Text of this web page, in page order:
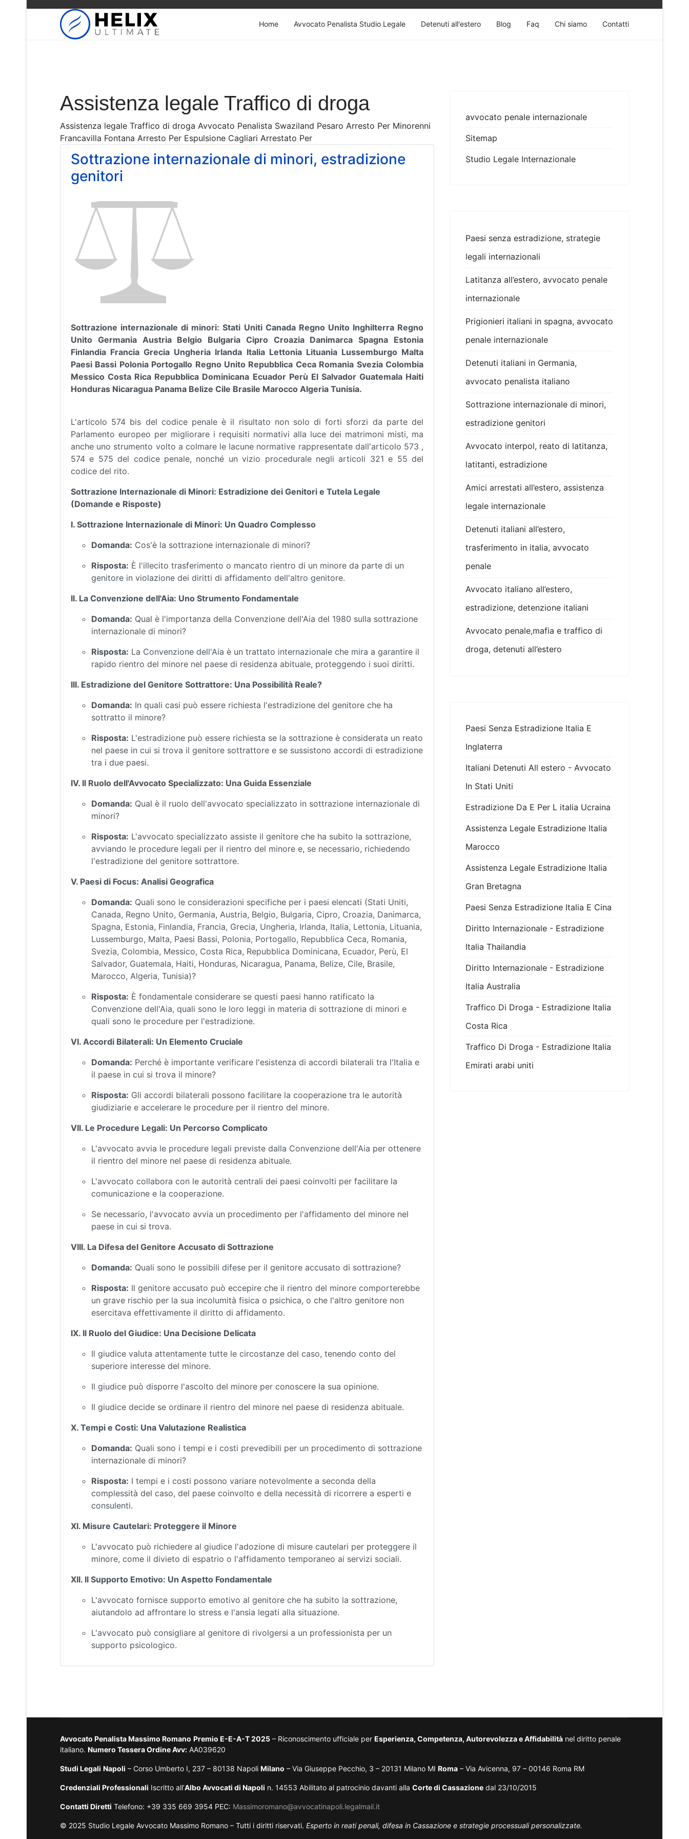
Home Avvocato Penalista Studio Legale Detenuti all'estero Blog Faq Chi siamo Contatti
Assistenza legale Traffico di droga
Assistenza legale Traffico di droga Avvocato Penalista Swaziland Pesaro Arresto Per Minorenni
Francavilla Fontana Arresto Per Espulsione Cagliari Arrestato Per
Sottrazione internazionale di minori, estradizione
genitori
Sottrazione internazionale di minori: Stati Uniti Canada Regno Unito Inghilterra Regno
Unito Germania Austria Belgio Bulgaria Cipro Croazia Danimarca Spagna Estonia
Finlandia Francia Grecia Ungheria Irlanda Italia Lettonia Lituania Lussemburgo Malta
Paesi Bassi Polonia Portogallo Regno Unito Repubblica Ceca Romania Svezia Colombia
Messico Costa Rica Repubblica Dominicana Ecuador Perù El Salvador Guatemala Haiti
Honduras Nicaragua Panama Belize Cile Brasile Marocco Algeria Tunisia.
L'articolo 574 bis del codice penale è il risultato non solo di forti sforzi da parte del
Parlamento europeo per migliorare i requisiti normativi alla luce dei matrimoni misti, ma
anche uno strumento volto a colmare le lacune normative rappresentate dall'articolo 573 ,
574 e 575 del codice penale, nonché un vizio procedurale negli articoli 321 e 55 del
codice del rito.
Sottrazione Internazionale di Minori: Estradizione dei Genitori e Tutela Legale
(Domande e Risposte)
I. Sottrazione Internazionale di Minori: Un Quadro Complesso
Domanda: Cos'è la sottrazione internazionale di minori?
Risposta: È l'illecito trasferimento o mancato rientro di un minore da parte di un
genitore in violazione dei diritti di affidamento dell'altro genitore.
II. La Convenzione dell'Aia: Uno Strumento Fondamentale
Domanda: Qual è l'importanza della Convenzione dell'Aia del 1980 sulla sottrazione
internazionale di minori?
Risposta: La Convenzione dell'Aia è un trattato internazionale che mira a garantire il
rapido rientro del minore nel paese di residenza abituale, proteggendo i suoi diritti.
III. Estradizione del Genitore Sottrattore: Una Possibilità Reale?
Domanda: In quali casi può essere richiesta l'estradizione del genitore che ha
sottratto il minore?
Risposta: L'estradizione può essere richiesta se la sottrazione è considerata un reato
nel paese in cui si trova il genitore sottrattore e se sussistono accordi di estradizione
tra i due paesi.
IV. Il Ruolo dell'Avvocato Specializzato: Una Guida Essenziale
Domanda: Qual è il ruolo dell'avvocato specializzato in sottrazione internazionale di
minori?
Risposta: L'avvocato specializzato assiste il genitore che ha subito la sottrazione,
avviando le procedure legali per il rientro del minore e, se necessario, richiedendo
l'estradizione del genitore sottrattore.
V. Paesi di Focus: Analisi Geografica
Domanda: Quali sono le considerazioni specifiche per i paesi elencati (Stati Uniti,
Canada, Regno Unito, Germania, Austria, Belgio, Bulgaria, Cipro, Croazia, Danimarca,
Spagna, Estonia, Finlandia, Francia, Grecia, Ungheria, Irlanda, Italia, Lettonia, Lituania,
Lussemburgo, Malta, Paesi Bassi, Polonia, Portogallo, Repubblica Ceca, Romania,
Svezia, Colombia, Messico, Costa Rica, Repubblica Dominicana, Ecuador, Perù, El
Salvador, Guatemala, Haiti, Honduras, Nicaragua, Panama, Belize, Cile, Brasile,
Marocco, Algeria, Tunisia)?
Risposta: È fondamentale considerare se questi paesi hanno ratificato la
Convenzione dell'Aia, quali sono le loro leggi in materia di sottrazione di minori e
quali sono le procedure per l'estradizione.
VI. Accordi Bilaterali: Un Elemento Cruciale
Domanda: Perché è importante verificare l'esistenza di accordi bilaterali tra l'Italia e
il paese in cui si trova il minore?
Risposta: Gli accordi bilaterali possono facilitare la cooperazione tra le autorità
giudiziarie e accelerare le procedure per il rientro del minore.
VII. Le Procedure Legali: Un Percorso Complicato
L'avvocato avvia le procedure legali previste dalla Convenzione dell'Aia per ottenere
il rientro del minore nel paese di residenza abituale.
L'avvocato collabora con le autorità centrali dei paesi coinvolti per facilitare la
comunicazione e la cooperazione.
Se necessario, l'avvocato avvia un procedimento per l'affidamento del minore nel
paese in cui si trova.
VIII. La Difesa del Genitore Accusato di Sottrazione
Domanda: Quali sono le possibili difese per il genitore accusato di sottrazione?
Risposta: Il genitore accusato può eccepire che il rientro del minore comporterebbe
un grave rischio per la sua incolumità fisica o psichica, o che l'altro genitore non
esercitava effettivamente il diritto di affidamento.
IX. Il Ruolo del Giudice: Una Decisione Delicata
Il giudice valuta attentamente tutte le circostanze del caso, tenendo conto del
superiore interesse del minore.
Il giudice può disporre l'ascolto del minore per conoscere la sua opinione.
Il giudice decide se ordinare il rientro del minore nel paese di residenza abituale.
X. Tempi e Costi: Una Valutazione Realistica
Domanda: Quali sono i tempi e i costi prevedibili per un procedimento di sottrazione
internazionale di minori?
Risposta: I tempi e i costi possono variare notevolmente a seconda della
complessità del caso, del paese coinvolto e della necessità di ricorrere a esperti e
consulenti.
XI. Misure Cautelari: Proteggere il Minore
L'avvocato può richiedere al giudice l'adozione di misure cautelari per proteggere il
minore, come il divieto di espatrio o l'affidamento temporaneo ai servizi sociali.
XII. Il Supporto Emotivo: Un Aspetto Fondamentale
L'avvocato fornisce supporto emotivo al genitore che ha subito la sottrazione,
aiutandolo ad affrontare lo stress e l'ansia legati alla situazione.
L'avvocato può consigliare al genitore di rivolgersi a un professionista per un
supporto psicologico.
avvocato penale internazionale
Sitemap
Studio Legale Internazionale
Paesi senza estradizione, strategie
legali internazionali
Latitanza all’estero, avvocato penale
internazionale
Prigionieri italiani in spagna, avvocato
penale internazionale
Detenuti italiani in Germania,
avvocato penalista italiano
Sottrazione internazionale di minori,
estradizione genitori
Avvocato interpol, reato di latitanza,
latitanti, estradizione
Amici arrestati all’estero, assistenza
legale internazionale
Detenuti italiani all’estero,
trasferimento in italia, avvocato
penale
Avvocato italiano all’estero,
estradizione, detenzione italiani
Avvocato penale,mafia e traffico di
droga, detenuti all’estero
Paesi Senza Estradizione Italia E
Inglaterra
Italiani Detenuti All estero - Avvocato
In Stati Uniti
Estradizione Da E Per L italia Ucraina
Assistenza Legale Estradizione Italia
Marocco
Assistenza Legale Estradizione Italia
Gran Bretagna
Paesi Senza Estradizione Italia E Cina
Diritto Internazionale - Estradizione
Italia Thailandia
Diritto Internazionale - Estradizione
Italia Australia
Traffico Di Droga - Estradizione Italia
Costa Rica
Traffico Di Droga - Estradizione Italia
Emirati arabi uniti
Avvocato Penalista Massimo Romano Premio E-E-A-T 2025 – Riconoscimento ufficiale per Esperienza, Competenza, Autorevolezza e Affidabilità nel diritto penale
italiano. Numero Tessera Ordine Avv: AA039620
Studi Legali Napoli – Corso Umberto I, 237 – 80138 Napoli Milano – Via Giuseppe Pecchio, 3 – 20131 Milano MI Roma – Via Avicenna, 97 – 00146 Roma RM
Credenziali Professionali Iscritto all’Albo Avvocati di Napoli n. 14553 Abilitato al patrocinio davanti alla Corte di Cassazione dal 23/10/2015
Contatti Diretti Telefono: +39 335 669 3954 PEC: Massimoromano@avvocatinapoli.legalmail.it
© 2025 Studio Legale Avvocato Massimo Romano – Tutti i diritti riservati. Esperto in reati penali, difesa in Cassazione e strategie processuali personalizzate.